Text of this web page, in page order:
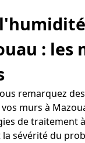
: les
remarquez
murs à
de traitement
la sévérité du